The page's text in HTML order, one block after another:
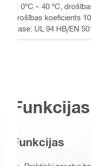
2: 0°C – 40 °C,
drošības koeficients
klase: UL 94 HB/EN
Funkcijas